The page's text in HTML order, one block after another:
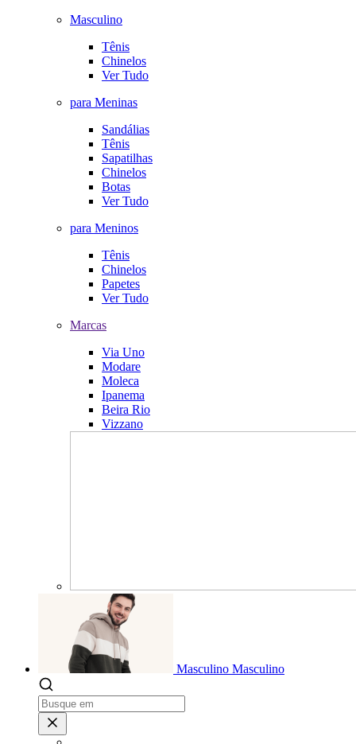
Masculino
Tênis
Chinelos
Ver Tudo
para Meninas
Sandálias
Tênis
Sapatilhas
Chinelos
Botas
Ver Tudo
para Meninos
Tênis
Chinelos
Papetes
Ver Tudo
Marcas
Via Uno
Modare
Moleca
Ipanema
Beira Rio
Vizzano
Masculino Masculino